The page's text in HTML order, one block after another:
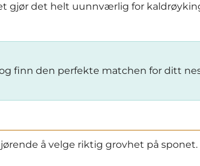
gjør det helt uunnværlig for
finn den perfekte matchen for ditt
å velge riktig grovhet på